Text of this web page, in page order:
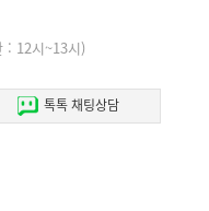
: 12시~13시)
톡톡 채팅상담